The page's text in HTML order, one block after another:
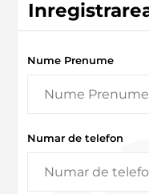
Nume Prenume
Numar de telefon